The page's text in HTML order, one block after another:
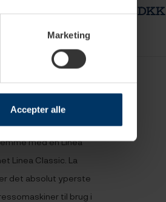
Marketing
Accepter alle
1.350,00 DKK
med en Linea
Linea Classic. La
det absolut yperste
til brug i